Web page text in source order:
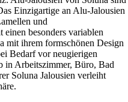
Einzigartige an Alu-Jalousien
und
besonders variablen
mit ihrem formschönen Design
Bedarf vor neugierigen
in Arbeitszimmer, Büro, Bad
Soluna Jalousien verleiht